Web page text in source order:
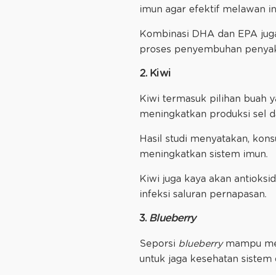
imun agar efektif melawan
Kombinasi DHA dan EPA
proses penyembuhan
2. Kiwi
Kiwi termasuk pilihan buah
meningkatkan produksi sel
Hasil studi menyatakan,
meningkatkan sistem imun.
Kiwi juga kaya akan
infeksi saluran pernapasan.
3. Blueberry
Seporsi blueberrymampu
untuk jaga kesehatan sistem